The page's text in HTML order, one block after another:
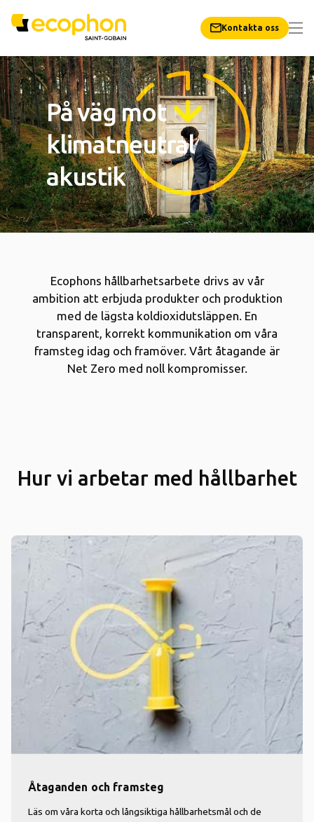
Kontakta oss
På väg mot
klimatneutral
akustik
Ecophons hållbarhetsarbete drivs av vår
ambition att erbjuda produkter och produktion
med de lägsta koldioxidutsläppen. En
transparent, korrekt kommunikation om våra
framsteg idag och framöver. Vårt åtagande är
Net Zero med noll kompromisser.
Hur vi arbetar med hållbarhet
Åtaganden och framsteg
Läs om våra korta och långsiktiga hållbarhetsmål och de